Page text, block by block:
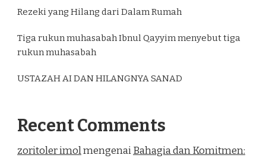
Rezeki yang Hilang dari Dalam Rumah
Tiga rukun muhasabah Ibnul Qayyim menyebut tiga
rukun muhasabah
USTAZAH AI DAN HILANGNYA SANAD
Recent Comments
zoritoler imolmengenaiBahagia dan Komitmen: